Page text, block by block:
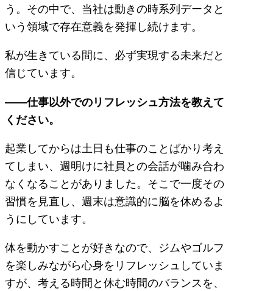
う。その中で、当社は動きの時系列データと
いう領域で存在意義を発揮し続けます。
私が生きている間に、必ず実現する未来だと
信じています。
――仕事以外でのリフレッシュ方法を教えて
ください。
起業してからは土日も仕事のことばかり考え
てしまい、週明けに社員との会話が噛み合わ
なくなることがありました。そこで一度その
習慣を見直し、週末は意識的に脳を休めるよ
うにしています。
体を動かすことが好きなので、ジムやゴルフ
を楽しみながら心身をリフレッシュしていま
すが、考える時間と休む時間のバランスを、